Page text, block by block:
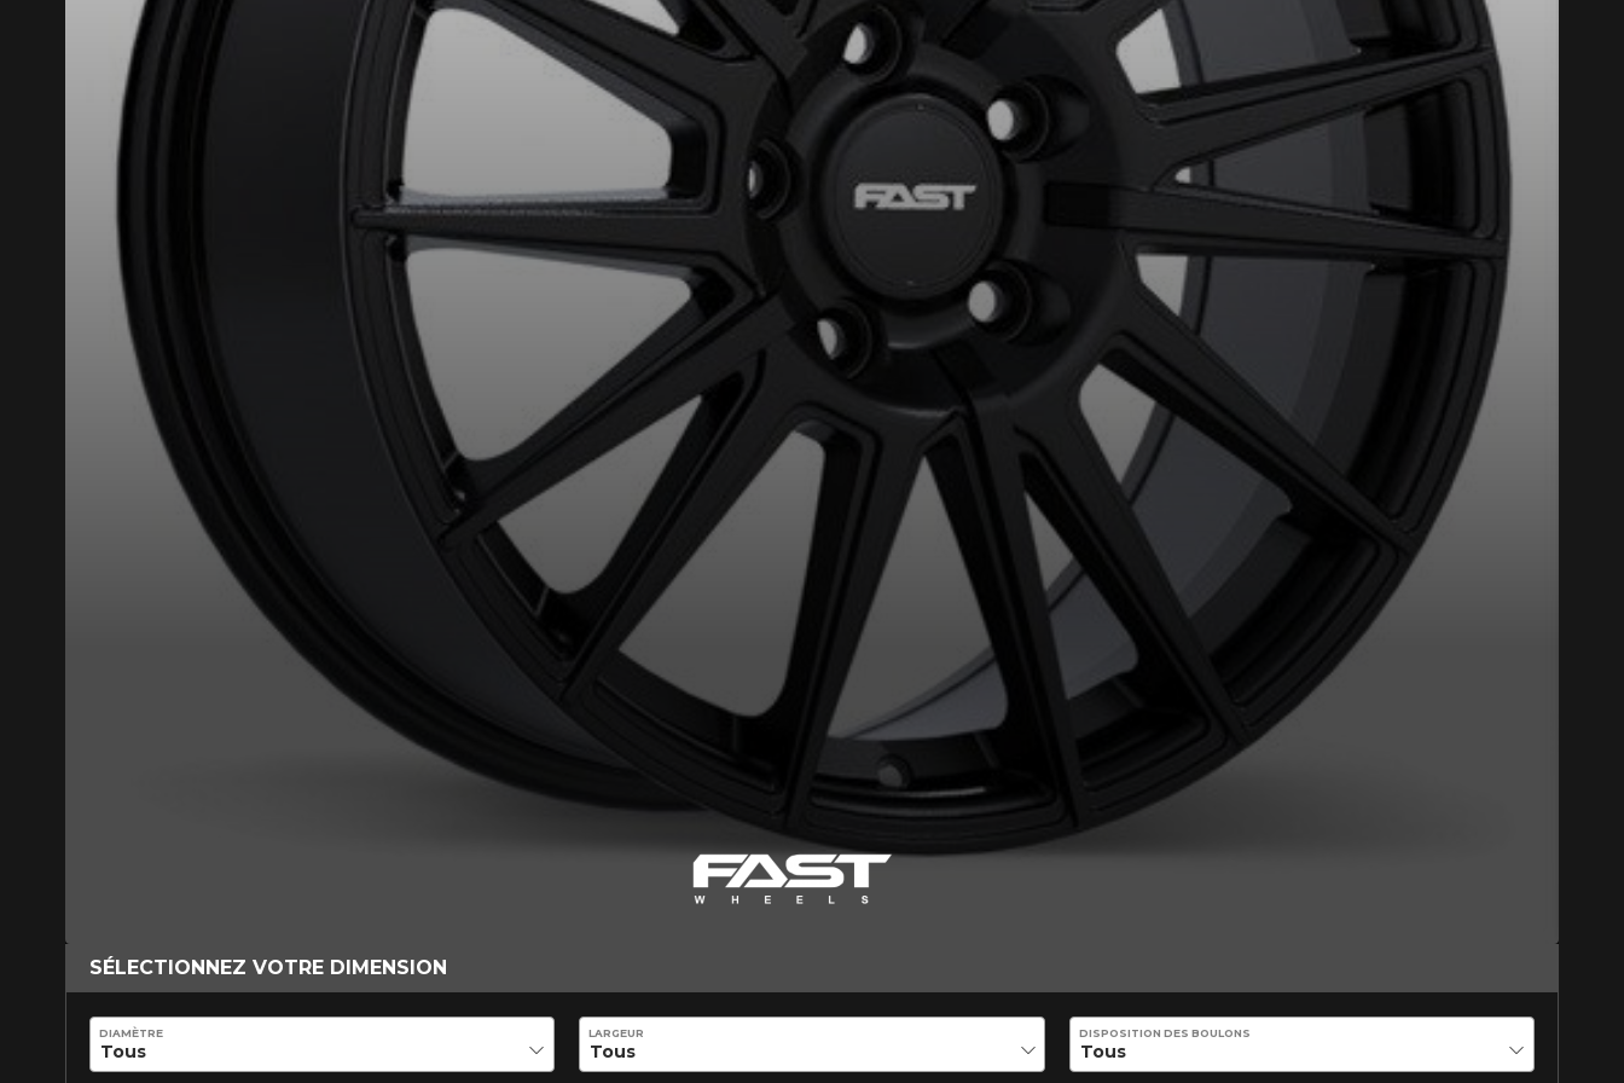
SÉLECTIONNEZ VOTRE DIMENSION
DIAMÈTRE LARGEUR DISPOSITION DES BOULONS